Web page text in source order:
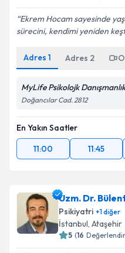
Ekrem Hocam sayesinde
sürecini, kendimi yeniden
Adres 1 Adres 2
MyLife Psikolojk
Doğancılar Cad. 2812
En Yakın Saatler
11:00
11:45
Uzm. Dr.
Psikiyatri +1diğer
İstanbul, Ataşehir
5 (16